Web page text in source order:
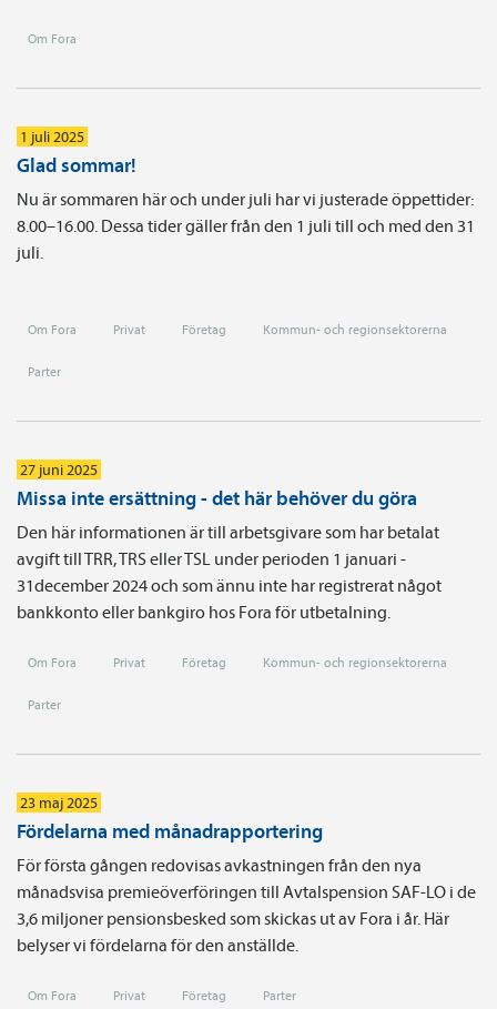
Om Fora
1 juli 2025
Glad sommar!
Nu är sommaren här och under juli har vi justerade öppettider:
8.00–16.00. Dessa tider gäller från den 1 juli till och med den 31
juli.
Om Fora Privat Företag Kommun- och regionsektorerna
Parter
27 juni 2025
Missa inte ersättning - det här behöver du göra
Den här informationen är till arbetsgivare som har betalat
avgift till TRR, TRS eller TSL under perioden 1 januari -
31december 2024 och som ännu inte har registrerat något
bankkonto eller bankgiro hos Fora för utbetalning.
Om Fora Privat Företag Kommun- och regionsektorerna
Parter
23 maj 2025
Fördelarna med månadrapportering
För första gången redovisas avkastningen från den nya
månadsvisa premieöverföringen till Avtalspension SAF-LO i de
3,6 miljoner pensionsbesked som skickas ut av Fora i år. Här
belyser vi fördelarna för den anställde.
Om Fora Privat Företag Parter